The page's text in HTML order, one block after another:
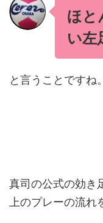
ほと
い左
と言うことですね。
真司の公式の効き
上のプレーの流れ